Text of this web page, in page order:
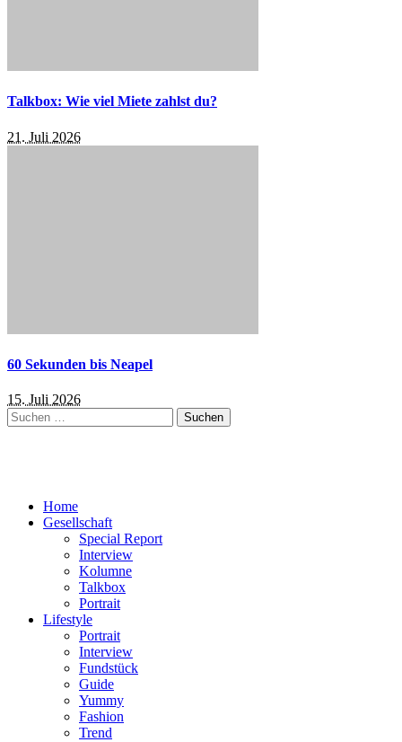
Talkbox: Wie viel Miete zahlst du?
21. Juli 2026
60 Sekunden bis Neapel
15. Juli 2026
Suchen
nach:
Home
Gesellschaft
Special Report
Interview
Kolumne
Talkbox
Portrait
Lifestyle
Portrait
Interview
Fundstück
Guide
Yummy
Fashion
Trend